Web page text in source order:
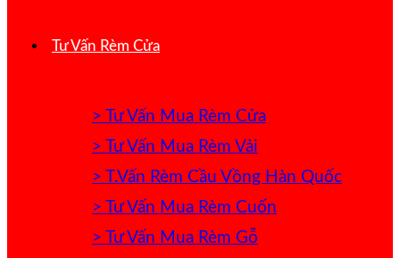
Tư Vấn Rèm Cửa
> Tư Vấn Mua Rèm Cửa
> Tư Vấn Mua Rèm Vải
> T.Vấn Rèm Cầu Vồng Hàn Quốc
> Tư Vấn Mua Rèm Cuốn
> Tư Vấn Mua Rèm Gỗ